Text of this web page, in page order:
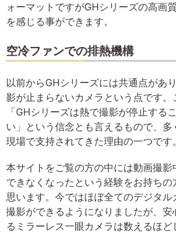
ォーマットですがGHシリーズの高画
を感じる事ができます。
空冷ファンでの排熱機構
以前からGHシリーズには共通点があ
影が止まらないカメラという点です
「GHシリーズは熱で撮影が停止する
い」という信念とも言えるもので、
現場で支持されてきた理由の一つです。
本サイトをご覧の方の中には動画撮
できなくなったという経験をお持ちの
思います。今ではほぼ全てのデジタ
撮影ができるようになりましたが、安
るミラーレス一眼カメラは数えるほ